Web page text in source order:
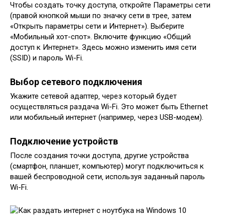
Чтобы создать точку доступа‚ откройте Параметры сети
(правой кнопкой мыши по значку сети в трее‚ затем
«Открыть параметры сети и Интернет»). Выберите
«Мобильный хот-спот». Включите функцию «Общий
доступ к Интернет». Здесь можно изменить имя сети
(SSID) и пароль Wi-Fi.
Выбор сетевого подключения
Укажите сетевой адаптер‚ через который будет
осуществляться раздача Wi-Fi. Это может быть Ethernet
или мобильный интернет (например‚ через USB-модем).
Подключение устройств
После создания точки доступа‚ другие устройства
(смартфон‚ планшет‚ компьютер) могут подключиться к
вашей беспроводной сети‚ используя заданный пароль
Wi-Fi.